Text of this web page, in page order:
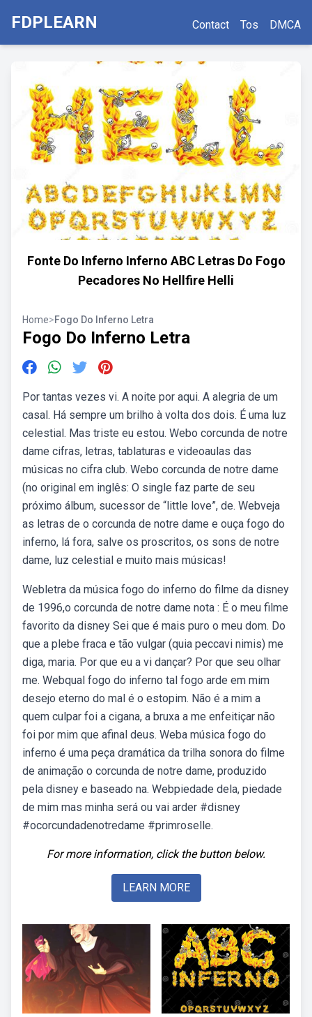
FDPLEARN Contact Tos DMCA
Fonte Do Inferno Inferno ABC Letras Do Fogo
Pecadores No Hellfire Helli
Home>Fogo Do Inferno Letra
Fogo Do Inferno Letra
Por tantas vezes vi. A noite por aqui. A alegria de um
casal. Há sempre um brilho à volta dos dois. É uma luz
celestial. Mas triste eu estou. Webo corcunda de notre
dame cifras, letras, tablaturas e videoaulas das
músicas no cifra club. Webo corcunda de notre dame
(no original em inglês: O single faz parte de seu
próximo álbum, sucessor de “little love”, de. Webveja
as letras de o corcunda de notre dame e ouça fogo do
inferno, lá fora, salve os proscritos, os sons de notre
dame, luz celestial e muito mais músicas!
Webletra da música fogo do inferno do filme da disney
de 1996,o corcunda de notre dame nota : É o meu filme
favorito da disney Sei que é mais puro o meu dom. Do
que a plebe fraca e tão vulgar (quia peccavi nimis) me
diga, maria. Por que eu a vi dançar? Por que seu olhar
me. Webqual fogo do inferno tal fogo arde em mim
desejo eterno do mal é o estopim. Não é a mim a
quem culpar foi a cigana, a bruxa a me enfeitiçar não
foi por mim que afinal deus. Weba música fogo do
inferno é uma peça dramática da trilha sonora do filme
de animação o corcunda de notre dame, produzido
pela disney e baseado na. Webpiedade dela, piedade
de mim mas minha será ou vai arder #disney
#ocorcundadenotredame #primroselle.
For more information, click the button below.
LEARN MORE